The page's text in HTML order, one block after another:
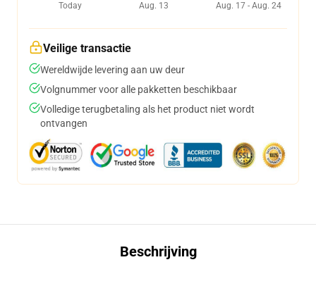
Today
Aug. 13
Aug. 17 - Aug. 24
Veilige transactie
Wereldwijde levering aan uw deur
Volgnummer voor alle pakketten beschikbaar
Volledige terugbetaling als het product niet wordt
ontvangen
Beschrijving